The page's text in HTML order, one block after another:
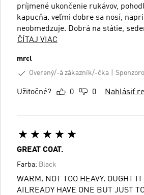
príjmené ukončenie rukávov,
kapucňa. veľmi dobre sa nosí,
neobmedzuje. Dobrá na státie,
ČÍTAJ VIAC
mrcl
Overený/-á zákazník/-čka
Užitočné? 0 0 Nahlásiť
GREAT COAT.
Farba: Black
WARM. NOT TOO HEAVY. OUGHT IT
AILREADY HAVE ONE BUT JUST